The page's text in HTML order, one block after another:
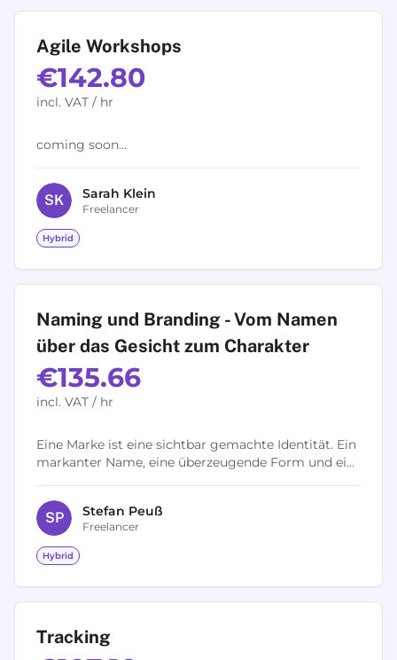
Agile Workshops
€142.80
incl. VAT / hr
coming soon...
SK Sarah Klein
Freelancer
Hybrid
Naming und Branding - Vom Namen
über das Gesicht zum Charakter
€135.66
incl. VAT / hr
Eine Marke ist eine sichtbar gemachte Identität. Ein
markanter Name, eine überzeugende Form und ein
ganzheitliche Markenentwicklung erst...
SP Stefan Peuß
Freelancer
Hybrid
Tracking